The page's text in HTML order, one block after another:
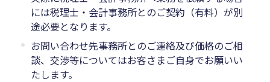
には税理士・会計事務所とのご契約（有料）が別
途必要となります。
お問い合わせ先事務所とのご連絡及び価格のご相
談、交渉等についてはお客さまご自身でお願いい
たします。